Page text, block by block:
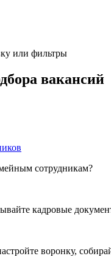
или фильтры
вакансий
сотрудникам?
кадровые
воронку,